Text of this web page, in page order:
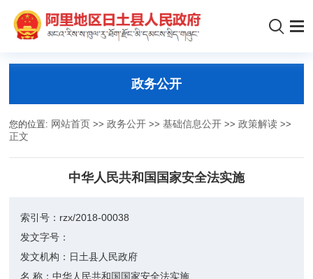
政务公开
您的位置: 网站首页 >>政务公开 >>基础信息公开 >>政策解读 >>
正文
中华人民共和国国家安全法实施
索引号： rzx/2018-00038
发文字号：
发文机构： 日土县人民政府
名 称：中华人民共和国国家安全法实施